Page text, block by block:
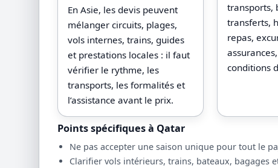
En Asie, les devis peuvent
mélanger circuits, plages,
vols internes, trains, guides
et prestations locales : il faut
vérifier le rythme, les
transports, les formalités et
l’assistance avant le prix.
transports,
transferts,
repas,
conditions
Points spécifiques à Qatar
Ne pas accepter une saison unique pour tout le
Clarifier vols intérieurs, trains, bateaux, bagages